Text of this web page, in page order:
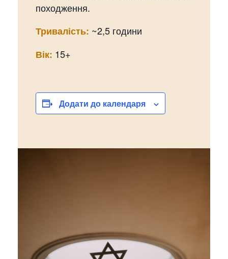
походження.
Тривалість: ~2,5 години
Вік: 15+
Додати до календаря